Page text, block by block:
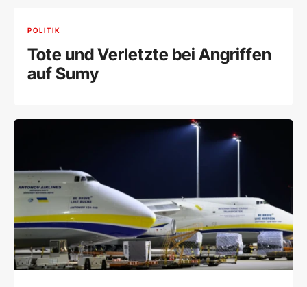
POLITIK
Tote und Verletzte bei Angriffen
auf Sumy